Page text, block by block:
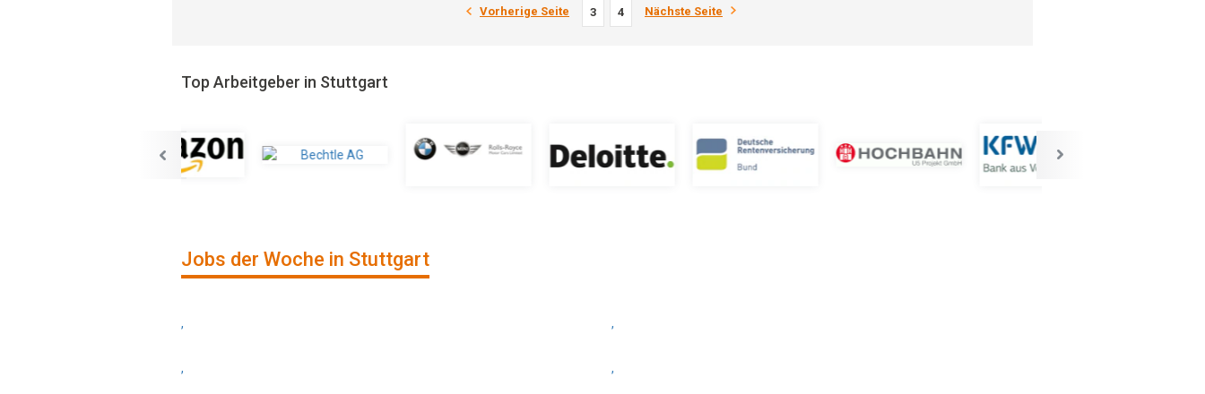
Vorherige Seite 3 4 Nächste Seite
Top Arbeitgeber in Stuttgart
Jobs der Woche in Stuttgart
, ,
, ,